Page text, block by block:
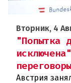
Вторник, 4
"Попытка
Австрия